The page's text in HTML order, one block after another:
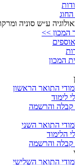
החוג
ע״ש סוניה
המכון >>
המכון
התואר הראשון
לימוד
קבלה והרשמה
התואר השני
הלימוד
קבלה והרשמה
התואר השלישי